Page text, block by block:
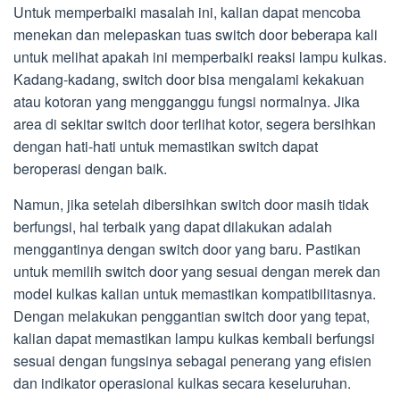
Untuk memperbaiki masalah ini, kalian dapat mencoba
menekan dan melepaskan tuas switch door beberapa kali
untuk melihat apakah ini memperbaiki reaksi lampu kulkas.
Kadang-kadang, switch door bisa mengalami kekakuan
atau kotoran yang mengganggu fungsi normalnya. Jika
area di sekitar switch door terlihat kotor, segera bersihkan
dengan hati-hati untuk memastikan switch dapat
beroperasi dengan baik.
Namun, jika setelah dibersihkan switch door masih tidak
berfungsi, hal terbaik yang dapat dilakukan adalah
menggantinya dengan switch door yang baru. Pastikan
untuk memilih switch door yang sesuai dengan merek dan
model kulkas kalian untuk memastikan kompatibilitasnya.
Dengan melakukan penggantian switch door yang tepat,
kalian dapat memastikan lampu kulkas kembali berfungsi
sesuai dengan fungsinya sebagai penerang yang efisien
dan indikator operasional kulkas secara keseluruhan.